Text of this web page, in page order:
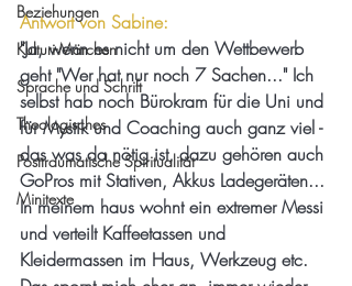
Beziehungen
Kulturi-Märchen
Sprache und Schrift
Theologisches
Posttraumatische Spiritualität
Minitexte
Antwort von Sabine:
"Ja, wenn es nicht um den Wettbewerb
geht "Wer hat nur noch 7 Sachen..." Ich
selbst hab noch Bürokram für die Uni und
für Mystik und Coaching auch ganz viel -
das was da nötig ist, dazu gehören auch
GoPros mit Stativen, Akkus Ladegeräten...
In meinem haus wohnt ein extremer Messi
und verteilt Kaffeetassen und
Kleidermassen im Haus, Werkzeug etc.